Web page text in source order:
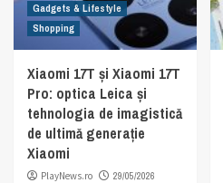
Gadgets & Lifestyle
Shopping
Xiaomi 17T și Xiaomi 17T
Pro: optica Leica și
tehnologia de imagistică
de ultimă generație
Xiaomi
PlayNews.ro 29/05/2026